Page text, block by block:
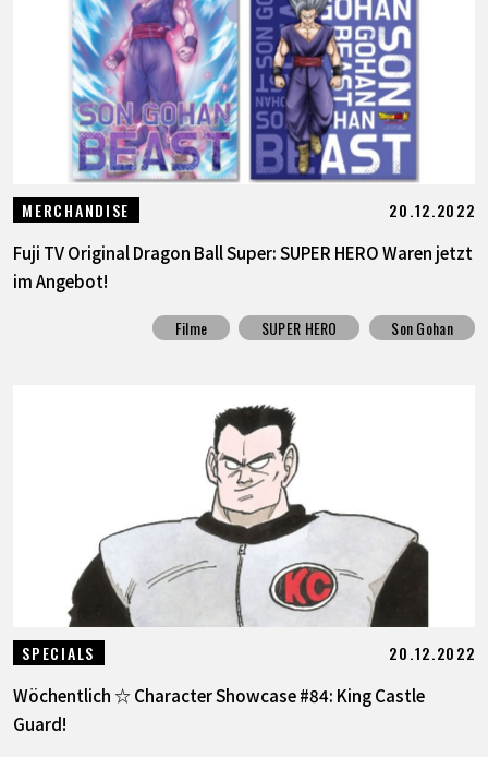
MERCHANDISE 20.12.2022
Fuji TV Original Dragon Ball Super: SUPER HERO Waren jetzt
im Angebot!
Filme SUPER HERO Son Gohan
SPECIALS 20.12.2022
Wöchentlich ☆ Character Showcase #84: King Castle
Guard!